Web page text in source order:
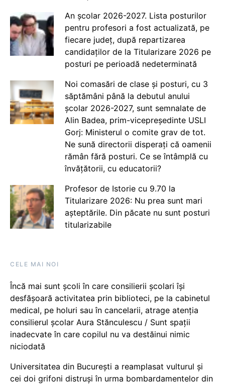
An școlar 2026-2027. Lista posturilor
pentru profesori a fost actualizată, pe
fiecare județ, după repartizarea
candidaților de la Titularizare 2026 pe
posturi pe perioadă nedeterminată
Noi comasări de clase și posturi, cu 3
săptămâni până la debutul anului
școlar 2026-2027, sunt semnalate de
Alin Badea, prim-vicepreședinte USLI
Gorj: Ministerul o comite grav de tot.
Ne sună directorii disperați că oamenii
rămân fără posturi. Ce se întâmplă cu
învățătorii, cu educatorii?
Profesor de Istorie cu 9.70 la
Titularizare 2026: Nu prea sunt mari
așteptările. Din păcate nu sunt posturi
titularizabile
CELE MAI NOI
Încă mai sunt școli în care consilierii școlari își
desfășoară activitatea prin biblioteci, pe la cabinetul
medical, pe holuri sau în cancelarii, atrage atenția
consilierul școlar Aura Stănculescu / Sunt spații
inadecvate în care copilul nu va destăinui nimic
niciodată
Universitatea din București a reamplasat vulturul și
cei doi grifoni distruși în urma bombardamentelor din